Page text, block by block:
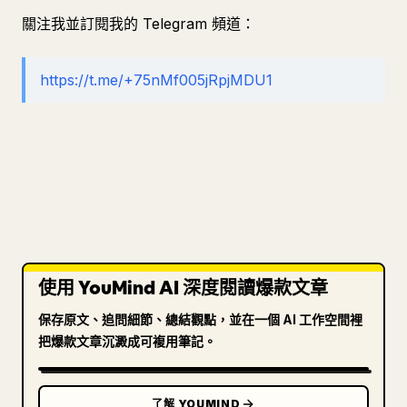
關注我並訂閱我的 Telegram 頻道：
https://t.me/+75nMf005jRpjMDU1
使用 YouMind AI 深度閱讀爆款文章
保存原文、追問細節、總結觀點，並在一個 AI 工作空間裡
把爆款文章沉澱成可複用筆記。
了解 YOUMIND